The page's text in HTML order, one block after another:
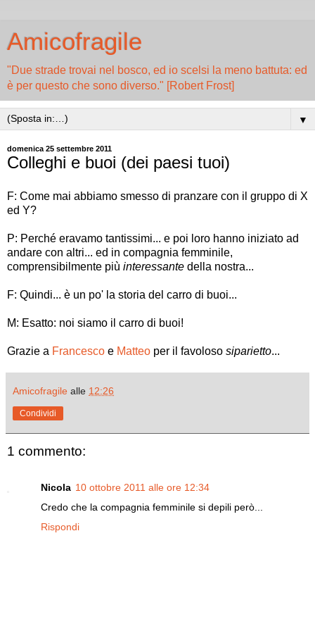
Amicofragile
"Due strade trovai nel bosco, ed io scelsi la meno battuta: ed
è per questo che sono diverso." [Robert Frost]
▼
domenica 25 settembre 2011
Colleghi e buoi (dei paesi tuoi)
F: Come mai abbiamo smesso di pranzare con il gruppo di X
ed Y?
P: Perché eravamo tantissimi... e poi loro hanno iniziato ad
andare con altri... ed in compagnia femminile,
comprensibilmente più interessante della nostra...
F: Quindi... è un po' la storia del carro di buoi...
M: Esatto: noi siamo il carro di buoi!
Grazie a Francesco e Matteo per il favoloso siparietto...
Amicofragile alle 12:26
Condividi
1 commento:
Nicola 10 ottobre 2011 alle ore 12:34
Credo che la compagnia femminile si depili però...
Rispondi